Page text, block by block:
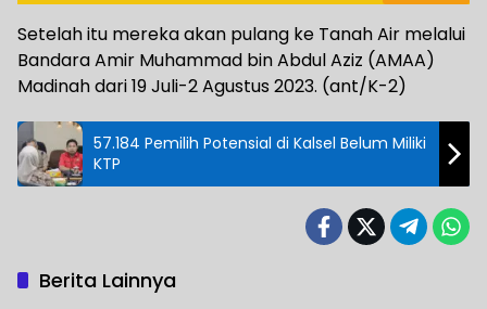
Setelah itu mereka akan pulang ke Tanah Air melalui
Bandara Amir Muhammad bin Abdul Aziz (AMAA)
Madinah dari 19 Juli-2 Agustus 2023. (ant/K-2)
57.184 Pemilih Potensial di Kalsel Belum Miliki
KTP
Berita Lainnya